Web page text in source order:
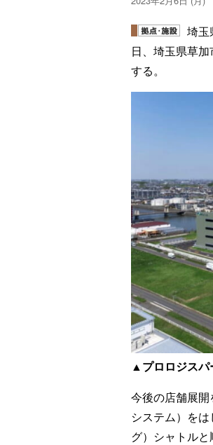
埼玉
日、埼玉県草
する。
▲プロロジスパ
今後の店舗展
システム）を
グ）シャトルと